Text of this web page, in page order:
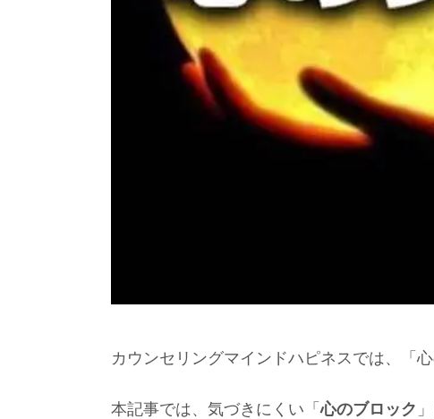
カウンセリングマインドハピネスでは、「
本記事では、気づきにくい 「心のブロック 」